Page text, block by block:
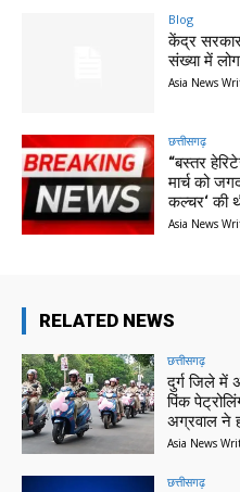
Blog
केंद्र
संख्या में
Asia News
छत्तीसगढ़
“बस्तर
मार्च को
कल्चर‘ की
Asia News
RELATED NEWS
छत्तीसगढ़
दुर्ग जिले में
पिंक
अग्रवाल ने
Asia News
छत्तीसगढ़